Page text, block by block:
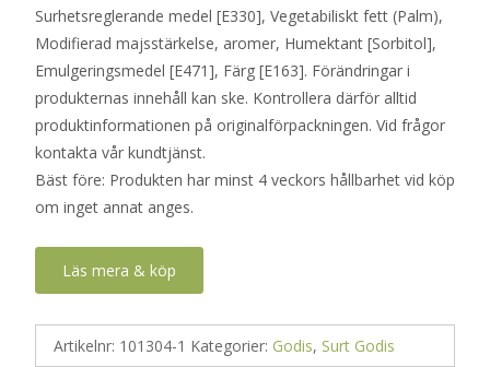
Surhetsreglerande medel [E330], Vegetabiliskt fett (Palm),
Modifierad majsstärkelse, aromer, Humektant [Sorbitol],
Emulgeringsmedel [E471], Färg [E163]. Förändringar i
produkternas innehåll kan ske. Kontrollera därför alltid
produktinformationen på originalförpackningen. Vid frågor
kontakta vår kundtjänst.
Bäst före: Produkten har minst 4 veckors hållbarhet vid köp
om inget annat anges.
Läs mera & köp
Artikelnr: 101304-1 Kategorier: Godis, Surt Godis